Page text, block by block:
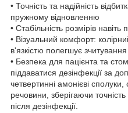
• Точність та надійність
пружному відновленню
• Стабільність розмірів навіть
• Візуальний комфорт:
в'язкістю полегшує зчитування
• Безпека для пацієнта та
піддаватися дезінфекції за
четвертинні амонієві
речовини, зберігаючи точність
після дезінфекції.